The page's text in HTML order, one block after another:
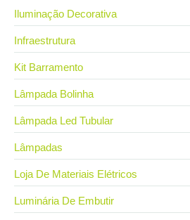
Iluminação Decorativa
Infraestrutura
Kit Barramento
Lâmpada Bolinha
Lâmpada Led Tubular
Lâmpadas
Loja De Materiais Elétricos
Luminária De Embutir